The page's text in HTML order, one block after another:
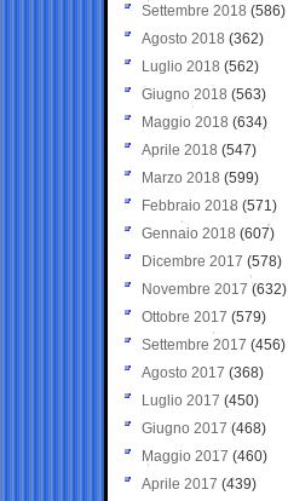
Settembre 2018 (586)
Agosto 2018 (362)
Luglio 2018 (562)
Giugno 2018 (563)
Maggio 2018 (634)
Aprile 2018 (547)
Marzo 2018 (599)
Febbraio 2018 (571)
Gennaio 2018 (607)
Dicembre 2017 (578)
Novembre 2017 (632)
Ottobre 2017 (579)
Settembre 2017 (456)
Agosto 2017 (368)
Luglio 2017 (450)
Giugno 2017 (468)
Maggio 2017 (460)
Aprile 2017 (439)